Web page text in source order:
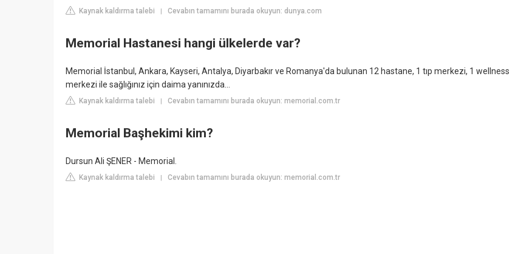
Kaynak kaldırma talebi | Cevabın tamamını burada okuyun: dunya.com
Memorial Hastanesi hangi ülkelerde var?
Memorial İstanbul, Ankara, Kayseri, Antalya, Diyarbakır ve Romanya'da bulunan 12 hastane, 1 tıp merkezi, 1 wellness
merkezi ile sağlığınız için daima yanınızda...
Kaynak kaldırma talebi | Cevabın tamamını burada okuyun: memorial.com.tr
Memorial Başhekimi kim?
Dursun Ali ŞENER - Memorial.
Kaynak kaldırma talebi | Cevabın tamamını burada okuyun: memorial.com.tr